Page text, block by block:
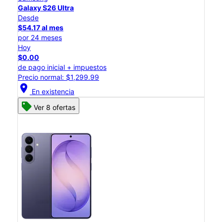
Galaxy S26 Ultra
Desde
$54.17 al mes
por 24 meses
Hoy
$0.00
de pago inicial + impuestos
Precio normal: $1,299.99
location_on En existencia
Ver 8 ofertas